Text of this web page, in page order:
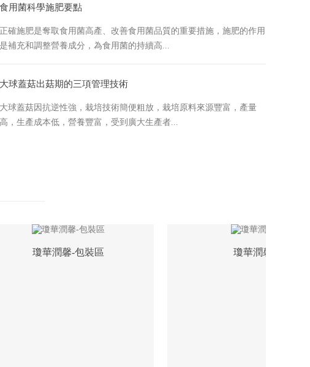
食用菌科學施肥要點
正確施肥是奪取食用菌高產、改善食用菌品質的重要措施，施肥的作用
是補充和調整營養成分，為食用菌的持續高...
大球蓋菇出菇期的三項管理技術
大球蓋菇因抗逆性強，栽培技術簡便粗放，栽培原料來源豐富，產量
高，生產成本低，營養豐富，受到廣大生產者...
瓊華潤馨-包裝區 瓊華潤馨